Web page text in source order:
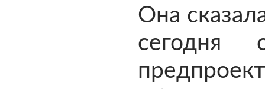
Она
сегодня